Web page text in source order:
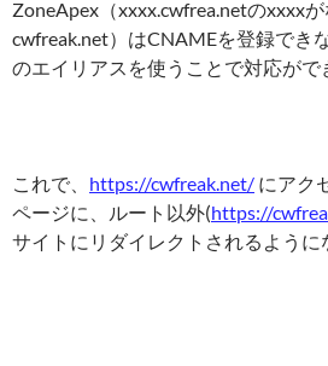
ZoneApex（xxxx.cwfrea.netのxxxx
cwfreak.net）はCNAMEを登録でき
のエイリアスを使うことで対応がで
これで、 https://cwfreak.net/ にアク
ページに、ルート以外(https://
サイトにリダイレクトされるように